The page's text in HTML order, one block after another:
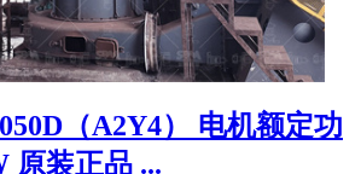
（A2Y4） 电机额定功
原装正品 ...